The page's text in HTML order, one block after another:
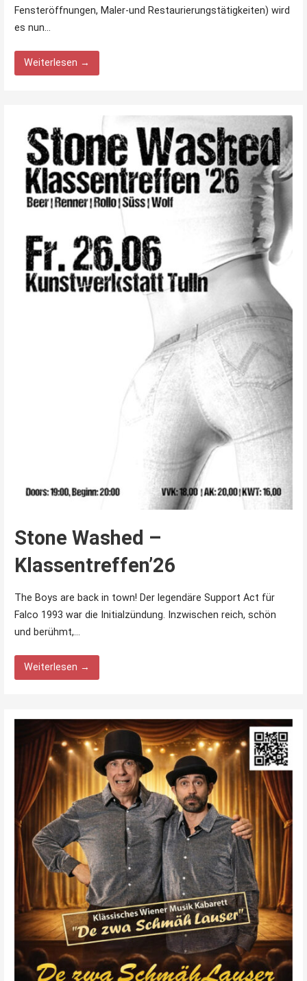
Fensteröffnungen, Maler-und Restaurierungstätigkeiten) wird
es nun…
Weiterlesen →
Stone Washed –
Klassentreffen’26
The Boys are back in town! Der legendäre Support Act für
Falco 1993 war die Initialzündung. Inzwischen reich, schön
und berühmt,…
Weiterlesen →